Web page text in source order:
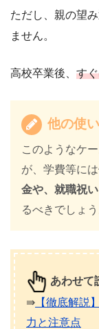
ただし、親の望
ません。
高校卒業後、 す
他の使
このようなケ
が、学費等に
金や、就職祝い
るべきでしょう
あわせて
⇛ 【徹底解説
力と注意点